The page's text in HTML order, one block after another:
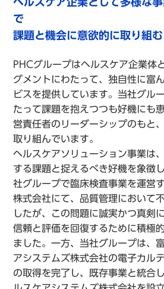
で
課題と機会に意欲的に取り組む
PHCグループはヘルスケア企業体
グメントにわたって、独自性に富
ビスを提供しています。当社グル
たって課題を抱えつつも好機にも
営責任者のリーダーシップのもと
取り組んでいます。
ヘルスケアソリューション事業は
する課題と捉えるべき好機を象徴
社グループで臨床検査事業を運営
株式会社にて、品質管理において
したが、この問題に誠実かつ真剣
信頼と評価を回復するために積極
ました。一方、当社グループは、
アシステムズ株式会社の電子カル
の取得を完了し、既存事業と統合